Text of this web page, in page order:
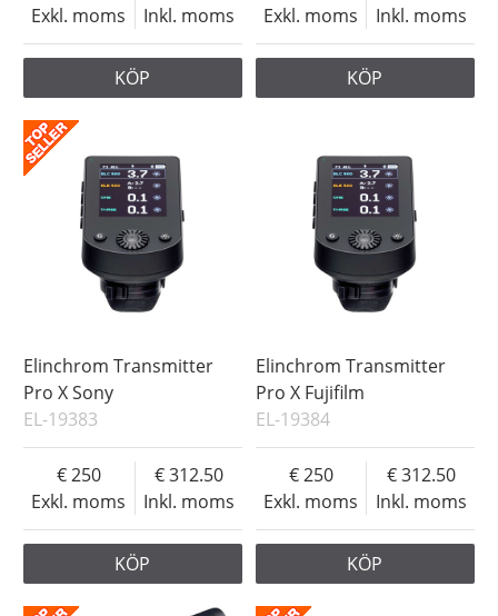
Exkl. moms
Inkl. moms
KÖP
Exkl. moms
Inkl. moms
KÖP
Elinchrom Transmitter
Pro X Sony
EL-19383
Exkl. moms
250
Inkl. moms
312.50
KÖP
Elinchrom Transmitter
Pro X Fujifilm
EL-19384
Exkl. moms
250
Inkl. moms
312.50
KÖP